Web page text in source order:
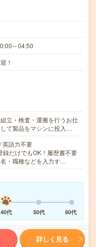
～04:50
！
立・検査・運搬を行うお仕
て製品をマシンに投入…
英語力不要
だけでもOK！履歴書不要
・職種などを入力す…
40代 50代 60代
詳しく見る